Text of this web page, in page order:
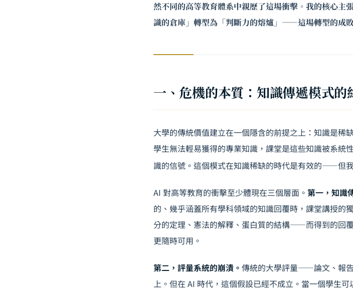
然不同的高等教育體系中親歷了這場衝擊。我的核心主
識的倉庫」轉型為「判斷力的熔爐」——這場轉型的成
一、危機的本質：知識傳遞模式的
大學的傳統價值建立在一個隱含的前提之上：知識是稀
學生無法輕易獲得的專業知識，課堂是這些知識被系統
識的信號。這個模式在知識稀缺的時代是有效的——但
AI 對高等教育的衝擊至少體現在三個層面。 第一，知識
的、幾乎涵蓋所有學科領域的知識回覆時，課堂講授的
分的定理、憲法的解釋、蛋白質的結構——而得到的回
更隨時可用。
第二，評量系統的崩潰。 傳統的大學評量——論文、報
上。但在 AI 時代，這個假設已經不成立。當一個學生